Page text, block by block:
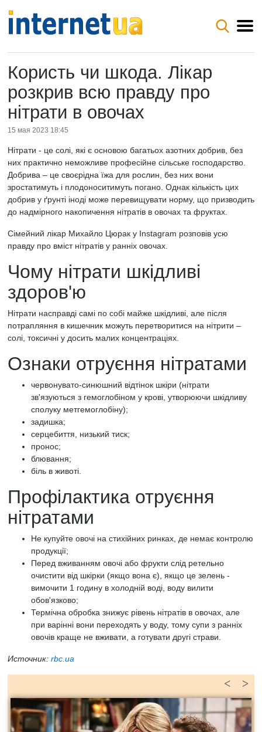
Користь чи шкода. Лікар
розкрив всю правду про
нітрати в овочах
15 мая 2023 18:45
Нітрати - це солі, які є основою багатьох азотних добрив, без
них практично неможливе професійне сільське господарство.
Добрива – це своєрідна їжа для рослин, без них вони
зростатимуть і плодоноситимуть погано. Однак кількість цих
добрив у ґрунті іноді може перевищувати норму, що призводить
до надмірного накопичення нітратів в овочах та фруктах.
Сімейний лікар Михайло Цюрак у Instagram розповів усю
правду про вміст нітратів у ранніх овочах.
Чому нітрати шкідливі
здоров'ю
Нітрати насправді самі по собі майже шкідливі, але після
потрапляння в кишечник можуть перетворитися на нітрити –
солі, токсичні у досить малих концентраціях.
Ознаки отруєння нітратами
червонувато-синюшний відтінок шкіри (нітрати
зв'язуються з гемоглобіном у крові, утворюючи шкідливу
сполуку метгемоглобіну);
задишка;
серцебиття, низький тиск;
пронос;
блювання;
біль в животі.
Профілактика отруєння
нітратами
Не купуйте овочі на стихійних ринках, де немає контролю
продукції;
Перед вживанням овочі або фрукти слід ретельно
очистити від шкірки (якщо вона є), якщо це зелень -
вимочити 1 годину в холодній воді, воду вилити
обов'язково;
Термічна обробка знижує рівень нітратів в овочах, але
при варінні вони переходять у воду, тому супи з ранніх
овочів краще не вживати, а готувати другі страви.
Источник: rbc.ua
>
<